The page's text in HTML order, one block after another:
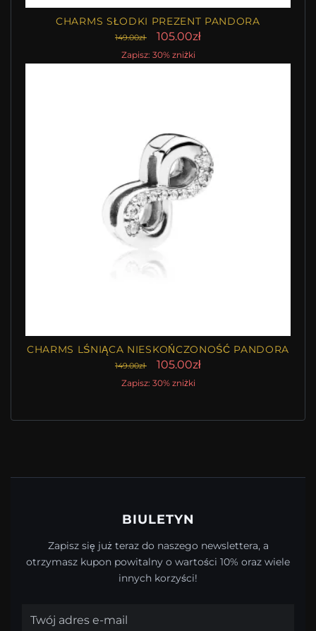
CHARMS SŁODKI PREZENT PANDORA
149.00zł 105.00zł
Zapisz: 30% zniżki
CHARMS LŚNIĄCA NIESKOŃCZONOŚĆ PANDORA
149.00zł 105.00zł
Zapisz: 30% zniżki
BIULETYN
Zapisz się już teraz do naszego newslettera, a
otrzymasz kupon powitalny o wartości 10% oraz wiele
innych korzyści!